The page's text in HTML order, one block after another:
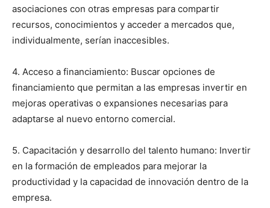
asociaciones con otras empresas para compartir
recursos, conocimientos y acceder a mercados que,
individualmente, serían inaccesibles.
4. Acceso a financiamiento: Buscar opciones de
financiamiento que permitan a las empresas invertir en
mejoras operativas o expansiones necesarias para
adaptarse al nuevo entorno comercial.
5. Capacitación y desarrollo del talento humano: Invertir
en la formación de empleados para mejorar la
productividad y la capacidad de innovación dentro de la
empresa.